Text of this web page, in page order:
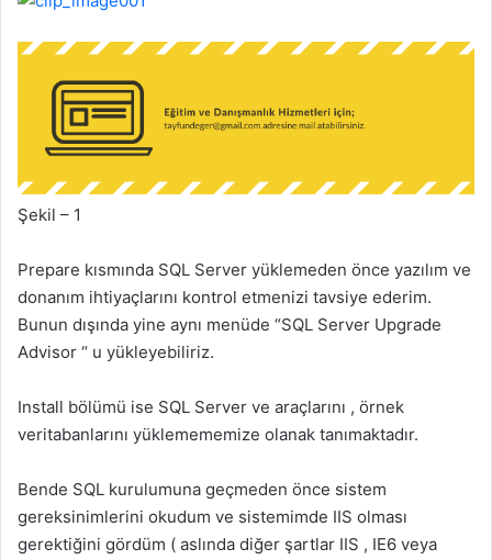
Şekil – 1
Prepare kısmında SQL Server yüklemeden önce yazılım ve
donanım ihtiyaçlarını kontrol etmenizi tavsiye ederim.
Bunun dışında yine aynı menüde “SQL Server Upgrade
Advisor “ u yükleyebiliriz.
Install bölümü ise SQL Server ve araçlarını , örnek
veritabanlarını yüklemememize olanak tanımaktadır.
Bende SQL kurulumuna geçmeden önce sistem
gereksinimlerini okudum ve sistemimde IIS olması
gerektiğini gördüm ( aslında diğer şartlar IIS , IE6 veya